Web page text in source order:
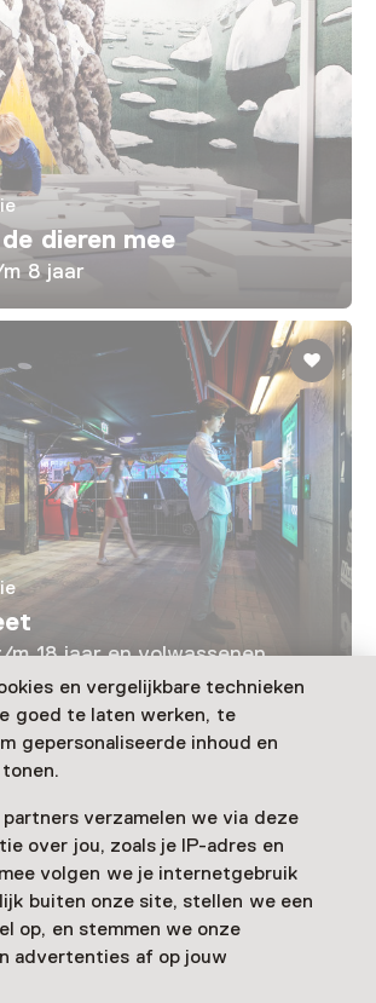
en vergelijkbare technieken
goed te laten werken, te
gepersonaliseerde inhoud en
verzamelen we via deze
over jou, zoals je IP-adres en
volgen we je internetgebruik
buiten onze site, stellen we een
op, en stemmen we onze
advertenties af op jouw
dieren mee
8 jaar
m 18 jaar en volwassenen
Laad meer
ontdekken